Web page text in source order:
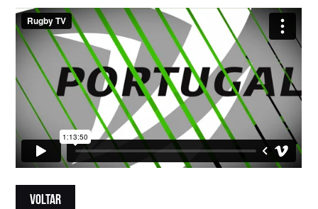
VOLTAR